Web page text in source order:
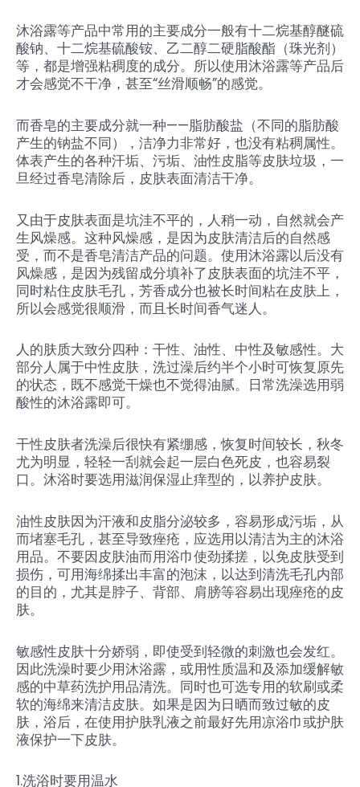
沐浴露等产品中常用的主要成分一般有十二烷基醇醚硫
酸钠、十二烷基硫酸铵、乙二醇二硬脂酸酯（珠光剂）
等，都是增强粘稠度的成分。所以使用沐浴露等产品后
才会感觉不干净，甚至“丝滑顺畅”的感觉。
而香皂的主要成分就一种——脂肪酸盐（不同的脂肪酸
产生的钠盐不同），洁净力非常好，也没有粘稠属性。
体表产生的各种汗垢、污垢、油性皮脂等皮肤垃圾，一
旦经过香皂清除后，皮肤表面清洁干净。
又由于皮肤表面是坑洼不平的，人稍一动，自然就会产
生风燥感。这种风燥感，是因为皮肤清洁后的自然感
受，而不是香皂清洁产品的问题。使用沐浴露以后没有
风燥感，是因为残留成分填补了皮肤表面的坑洼不平，
同时粘住皮肤毛孔，芳香成分也被长时间粘在皮肤上，
所以会感觉很顺滑，而且长时间香气迷人。
人的肤质大致分四种：干性、油性、中性及敏感性。大
部分人属于中性皮肤，洗过澡后约半个小时可恢复原先
的状态，既不感觉干燥也不觉得油腻。日常洗澡选用弱
酸性的沐浴露即可。
干性皮肤者洗澡后很快有紧绷感，恢复时间较长，秋冬
尤为明显，轻轻一刮就会起一层白色死皮，也容易裂
口。沐浴时要选用滋润保湿止痒型的，以养护皮肤。
油性皮肤因为汗液和皮脂分泌较多，容易形成污垢，从
而堵塞毛孔，甚至导致痤疮，应选用以清洁为主的沐浴
用品。不要因皮肤油而用浴巾使劲揉搓，以免皮肤受到
损伤，可用海绵揉出丰富的泡沫，以达到清洗毛孔内部
的目的，尤其是脖子、背部、肩膀等容易出现痤疮的皮
肤。
敏感性皮肤十分娇弱，即使受到轻微的刺激也会发红。
因此洗澡时要少用沐浴露，或用性质温和及添加缓解敏
感的中草药洗护用品清洗。同时也可选专用的软刷或柔
软的海绵来清洁皮肤。如果是因为日晒而致过敏的皮
肤，浴后，在使用护肤乳液之前最好先用凉浴巾或护肤
液保护一下皮肤。
1.洗浴时要用温水